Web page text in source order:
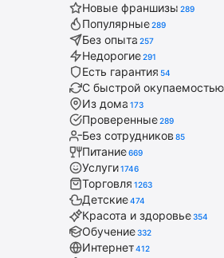
Новые франшизы 289
Популярные289
Без опыта 257
Недорогие291
Есть гарантия 54
С быстрой окупаемостью
Из дома 173
Проверенные289
Без сотрудников 85
Питание669
Услуги1746
Торговля 1263
Детские474
Красота и здоровье354
Обучение332
Интернет412